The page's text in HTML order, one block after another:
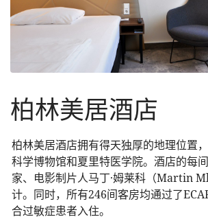
柏林美居酒店
柏林美居酒店拥有得天独厚的地理位置
科学博物馆和夏里特医学院。酒店的每
家、电影制片人马丁·姆莱科（Martin
计。同时，所有246间客房均通过了
合过敏症患者入住。